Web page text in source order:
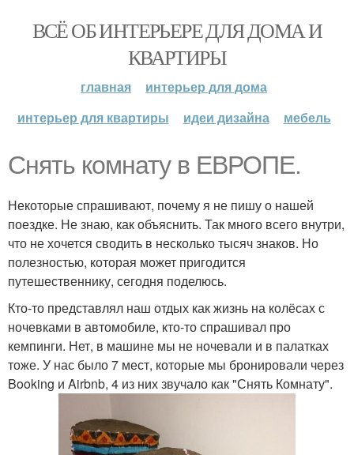
ВСЁ ОБ ИНТЕРЬЕРЕ ДЛЯ ДОМА И
КВАРТИРЫ
главная
интерьер для дома
интерьер для квартиры
идеи дизайна мебель
Снять комнату в ЕВРОПЕ.
Некоторые спрашивают, почему я не пишу о нашей
поездке. Не знаю, как объяснить. Так много всего внутри,
что не хочется сводить в несколько тысяч знаков. Но
полезностью, которая может пригодится
путешественнику, сегодня поделюсь.
Кто-то представлял наш отдых как жизнь на колёсах с
ночевками в автомобиле, кто-то спрашивал про
кемпинги. Нет, в машине мы не ночевали и в палатках
тоже. У нас было 7 мест, которые мы бронировали через
Booking и Airbnb, 4 из них звучало как "Снять Комнату".